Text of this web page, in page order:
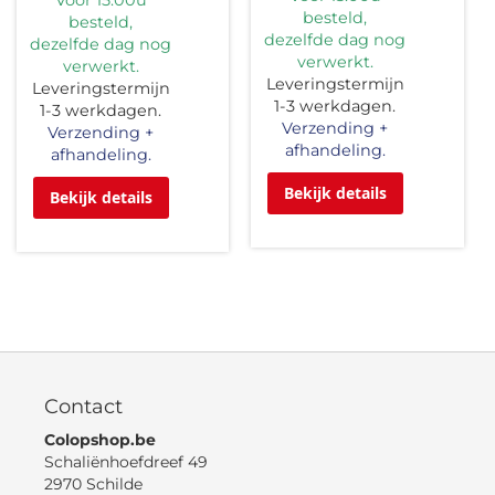
besteld,
dezelfde dag nog
verwerkt.
Leveringstermijn
1-3 werkdagen.
Verzending +
afhandeling.
Bekijk details
besteld,
dezelfde dag nog
verwerkt.
Leveringstermijn
1-3 werkdagen.
Verzending +
afhandeling.
Bekijk details
Contact
Colopshop.be
Schaliënhoefdreef 49
2970 Schilde